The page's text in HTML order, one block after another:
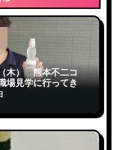
木） 熊本不二コ
場見学に行ってき
本校】